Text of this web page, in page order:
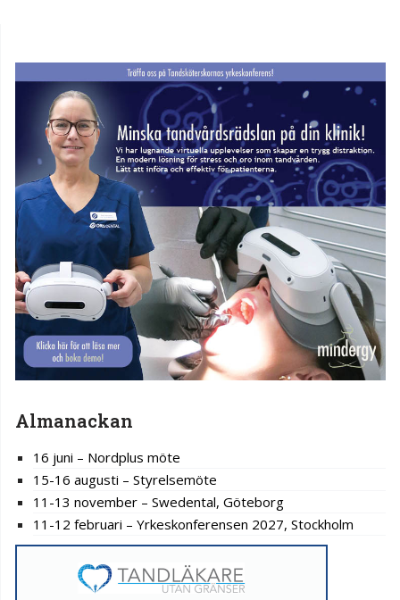
Almanackan
16 juni – Nordplus möte
15-16 augusti – Styrelsemöte
11-13 november – Swedental, Göteborg
11-12 februari – Yrkeskonferensen 2027, Stockholm